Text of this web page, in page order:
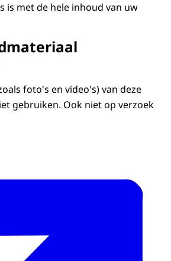
is met de hele inhoud van uw
foto's en video's) van deze
gebruiken. Ook niet op verzoek